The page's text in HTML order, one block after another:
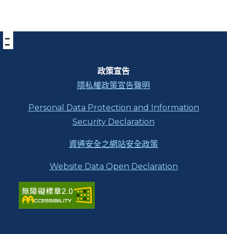
:::下
方
政策宣告
隱私權政策宣告聲明
Personal Data Protection and Information
Security Declaration
資通安全之網站安全政策
Website Data Open Declaration